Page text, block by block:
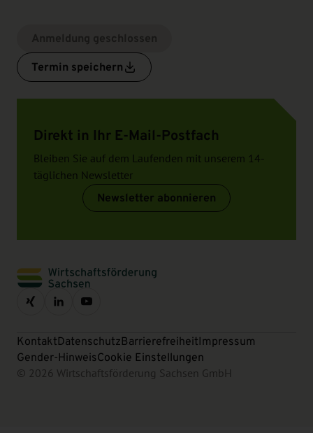
Termin speichern
Direkt in Ihr E-Mail-Postfach
Bleiben Sie auf dem Laufenden mit unserem 14-
täglichen Newsletter
Newsletter abonnieren
KontaktDatenschutzBarrierefreiheitImpressum
Gender-HinweisCookie Einstellungen
© 2026 Wirtschaftsförderung Sachsen GmbH